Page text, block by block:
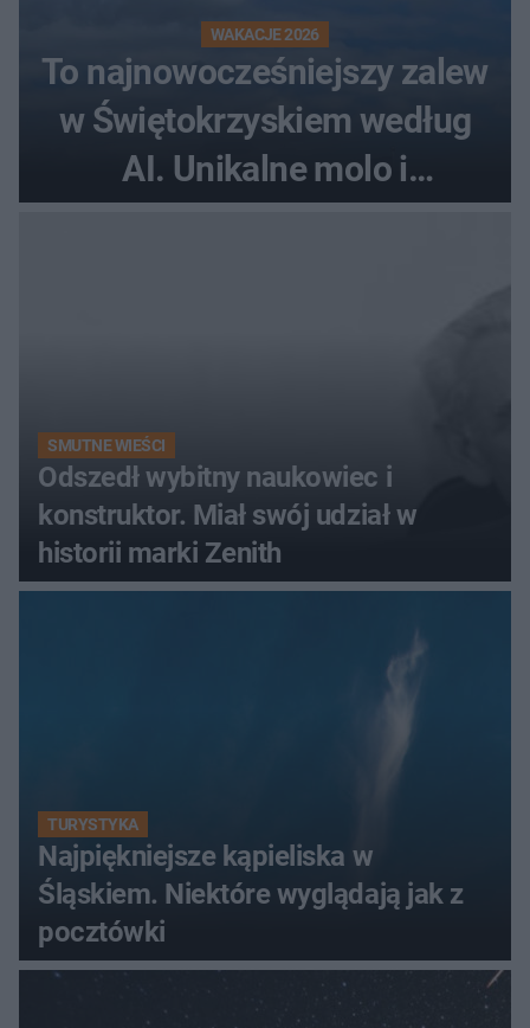
WAKACJE 2026
To najnowocześniejszy zalew
w Świętokrzyskiem według
AI. Unikalne molo i
promenada
SMUTNE WIEŚCI
Odszedł wybitny naukowiec i
konstruktor. Miał swój udział w
historii marki Zenith
TURYSTYKA
Najpiękniejsze kąpieliska w
Śląskiem. Niektóre wyglądają jak z
pocztówki